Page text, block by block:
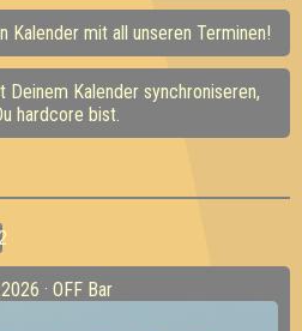
Kalender mit all unseren Terminen!
Deinem Kalender synchroniseren,
hardcore bist.
· OFF Bar